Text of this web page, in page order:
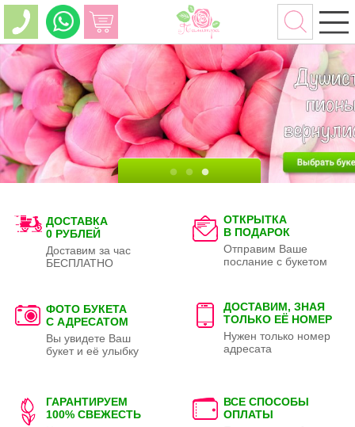
ДОСТАВКА
0 РУБЛЕЙ
Доставим за час
БЕСПЛАТНО
ОТКРЫТКА
В ПОДАРОК
Отправим Ваше
послание с букетом
ФОТО БУКЕТА
С АДРЕСАТОМ
Вы увидете Ваш
букет и её улыбку
ДОСТАВИМ, ЗНАЯ
ТОЛЬКО ЕЁ НОМЕР
Нужен только номер
адресата
ГАРАНТИРУЕМ
100% СВЕЖЕСТЬ
ВСЕ СПОСОБЫ
ОПЛАТЫ